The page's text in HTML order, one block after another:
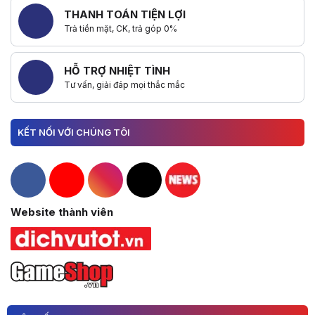
THANH TOÁN TIỆN LỢI
Trả tiền mặt, CK, trả góp 0%
HỖ TRỢ NHIỆT TÌNH
Tư vấn, giải đáp mọi thắc mắc
KẾT NỐI VỚI CHÚNG TÔI
Hacom Facebook
Hacom YouTube
Hacom Instagram
Hacom TikTok
Website thành viên